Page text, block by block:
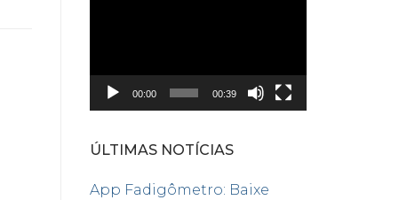
00:00 00:39
ÚLTIMAS NOTÍCIAS
App Fadigômetro: Baixe